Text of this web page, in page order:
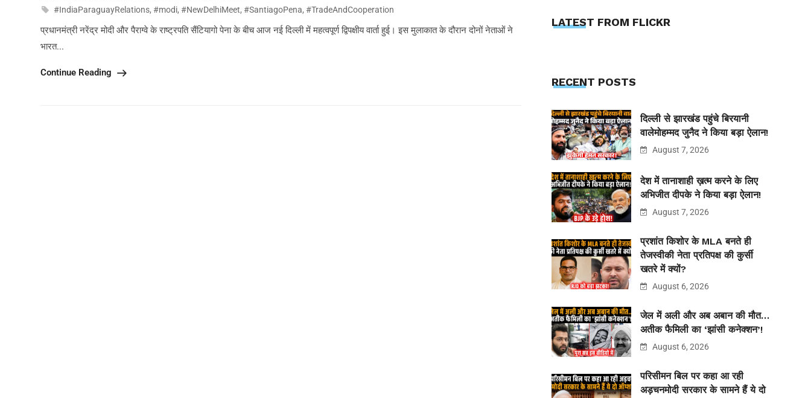
#IndiaParaguayRelations, #modi, #NewDelhiMeet, #SantiagoPena, #TradeAndCooperation
प्रधानमंत्री नरेंद्र मोदी और पैराग्वे के राष्ट्रपति सैंटियागो पेना के बीच आज नई दिल्ली में महत्वपूर्ण द्विपक्षीय वार्ता हुई। इस मुलाकात के दौरान दोनों नेताओं ने
भारत...
Continue Reading
LATEST FROM FLICKR
RECENT POSTS
दिल्ली से झारखंड पहुंचे बिरयानी
वालेमोहम्मद जुनैद ने किया बड़ा ऐलान!
August 7, 2026
देश में तानाशाही ख़त्म करने के लिए
अभिजीत दीपके ने किया बड़ा ऐलान!
August 7, 2026
प्रशांत किशोर के MLA बनते ही
तेजस्वीकी नेता प्रतिपक्ष की कुर्सी
खतरे में क्यों?
August 6, 2026
जेल में अली और अब अबान की मौत…
अतीक फैमिली का ‘झांसी कनेक्शन’!
August 6, 2026
परिसीमन बिल पर कहा आ रही
अड़चनमोदी सरकार के सामने हैं ये दो